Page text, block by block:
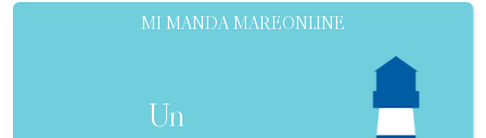
MI MANDA MAREONLINE
Un